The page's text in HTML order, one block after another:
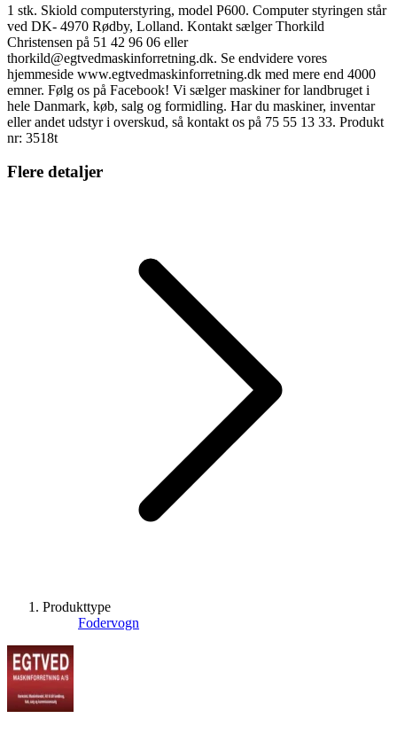
1 stk. Skiold computerstyring, model P600. Computer styringen står
ved DK- 4970 Rødby, Lolland. Kontakt sælger Thorkild
Christensen på 51 42 96 06 eller
thorkild@egtvedmaskinforretning.dk. Se endvidere vores
hjemmeside www.egtvedmaskinforretning.dk med mere end 4000
emner. Følg os på Facebook! Vi sælger maskiner for landbruget i
hele Danmark, køb, salg og formidling. Har du maskiner, inventar
eller andet udstyr i overskud, så kontakt os på 75 55 13 33. Produkt
nr: 3518t
Flere detaljer
Produkttype
Fodervogn